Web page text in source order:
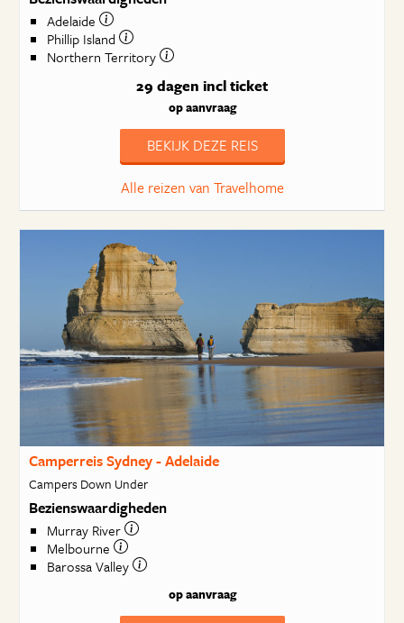
Adelaide
Phillip Island
Northern Territory
29 dagen incl ticket
op aanvraag
BEKIJK DEZE REIS
Alle reizen van Travelhome
Camperreis Sydney - Adelaide
Campers Down Under
Bezienswaardigheden
Murray River
Melbourne
Barossa Valley
op aanvraag